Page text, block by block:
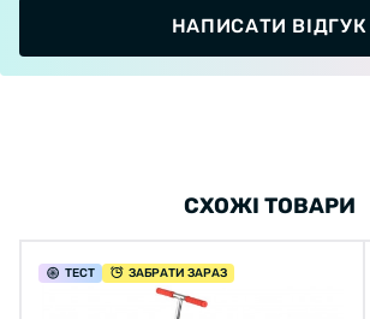
НАПИСАТИ ВІДГУК
СХОЖІ ТОВАРИ
ТЕСТ ЗАБРАТИ ЗАРАЗ